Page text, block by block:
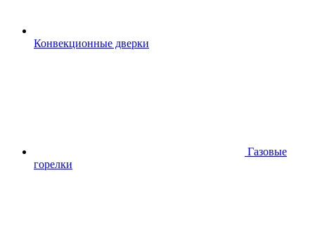
Конвекционные дверки
Газовые
горелки